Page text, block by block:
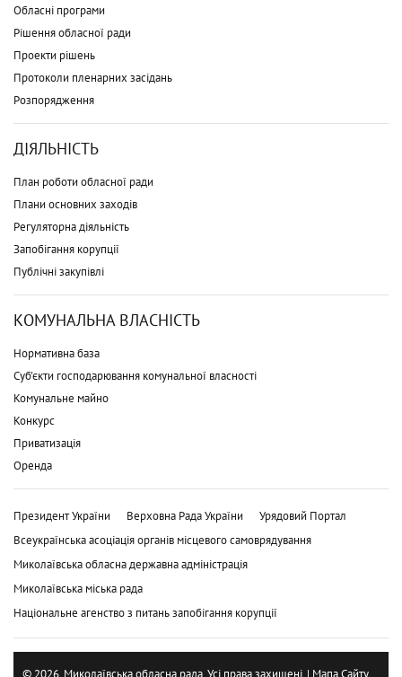
Обласні програми
Рішення обласної ради
Проекти рішень
Протоколи пленарних засідань
Розпорядження
ДІЯЛЬНІСТЬ
План роботи обласної ради
Плани основних заходів
Регуляторна діяльність
Запобігання корупції
Публічні закупівлі
КОМУНАЛЬНА ВЛАСНІСТЬ
Нормативна база
Суб'єкти господарювання комунальної власності
Комунальне майно
Конкурс
Приватизація
Оренда
Президент України Верховна Рада України
Урядовий Портал
Всеукраїнська асоціація органів місцевого самоврядування
Миколаївська обласна державна адміністрація
Миколаївська міська рада
Національне агенство з питань запобігання корупції
© 2026. Миколаївська обласна рада. Усі права захищені. | Мапа Сайту